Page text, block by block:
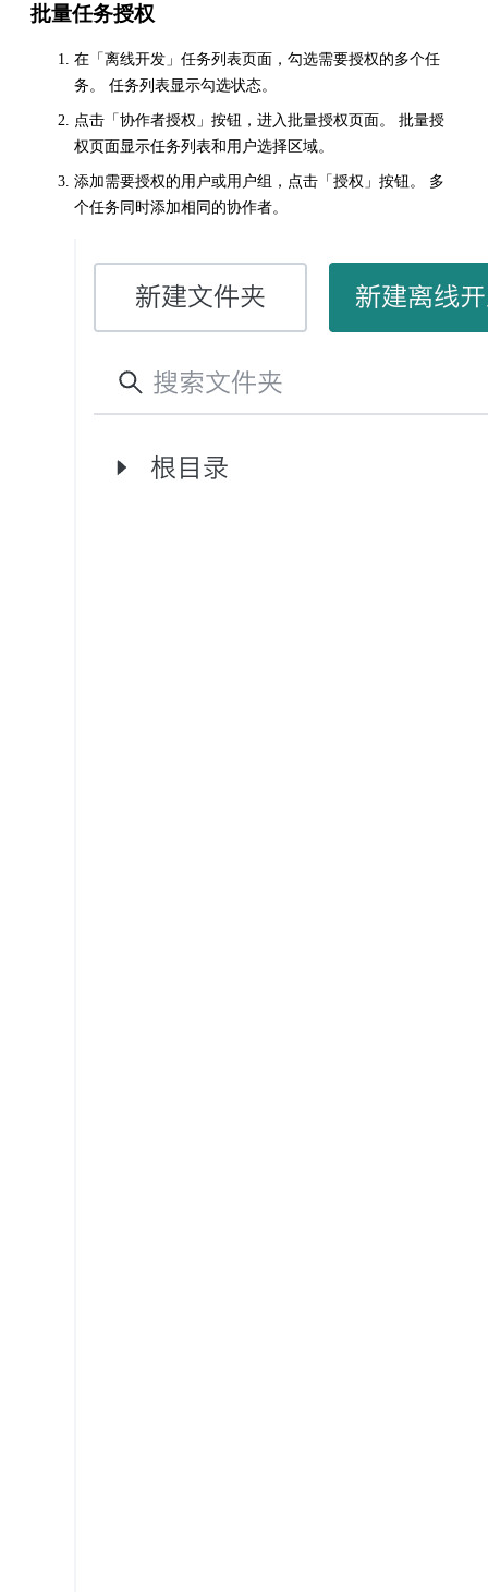
批量任务授权
在「离线开发」任务列表页面，勾选需要授权的多个任
务。 任务列表显示勾选状态。
点击「协作者授权」按钮，进入批量授权页面。 批量授
权页面显示任务列表和用户选择区域。
添加需要授权的用户或用户组，点击「授权」按钮。 多
个任务同时添加相同的协作者。